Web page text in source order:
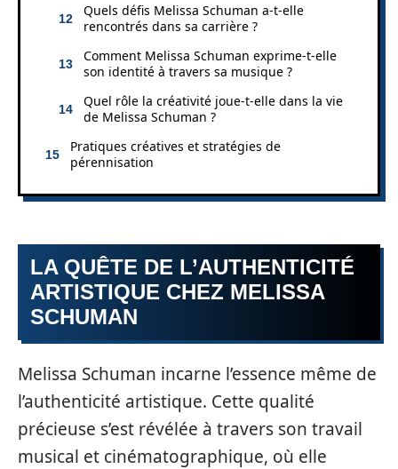
Quels défis Melissa Schuman a-t-elle
rencontrés dans sa carrière ?
Comment Melissa Schuman exprime-t-elle
son identité à travers sa musique ?
Quel rôle la créativité joue-t-elle dans la vie
de Melissa Schuman ?
Pratiques créatives et stratégies de
pérennisation
LA QUÊTE DE L’AUTHENTICITÉ
ARTISTIQUE CHEZ MELISSA
SCHUMAN
Melissa Schuman incarne l’essence même de
l’authenticité artistique. Cette qualité
précieuse s’est révélée à travers son travail
musical et cinématographique, où elle